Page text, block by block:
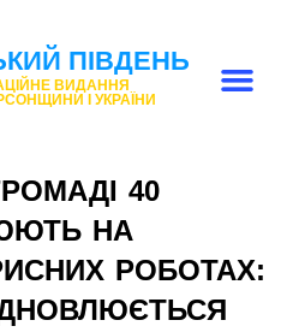
ПІВДЕНЬ
ВИДАННЯ
І УКРАЇНИ
40
НА
РОБОТАХ: